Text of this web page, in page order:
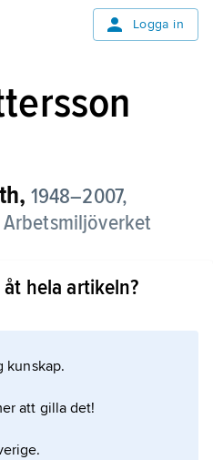
Logga in
1948–2007,
som
till förste vice
Pettersson var
hela artikeln?
kunskap.
att gilla det!